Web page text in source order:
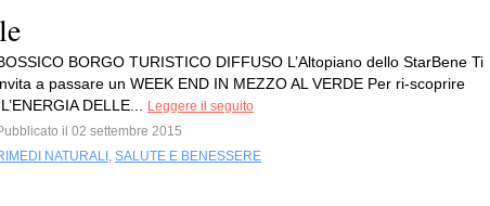
BORGO TURISTICO DIFFUSO L’Altopiano dello StarBene Ti
a passare un WEEK END IN MEZZO AL VERDE Per ri-scoprire
DELLE...
Leggere il seguito
il 02 settembre 2015
NATURALI , SALUTE E BENESSERE